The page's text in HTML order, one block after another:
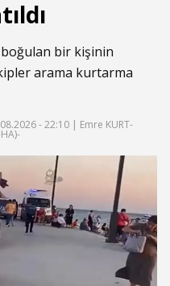
bir kişinin
arama kurtarma
- 22:10 | Emre KURT-